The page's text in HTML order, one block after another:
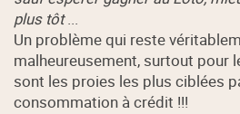
plus tôt...
Un problème qui reste
malheureusement, surtout pour
sont les proies les plus ciblées
consommation à crédit !!!